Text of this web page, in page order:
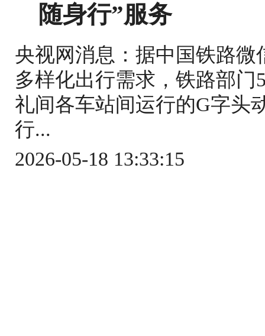
随身行”服务
央视网消息：据中国铁路
多样化出行需求，铁路部门
礼间各车站间运行的G字头
行...
2026-05-18 13:33:15